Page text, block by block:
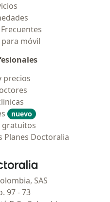
móvil
precios
nuevo
gratuitos
Planes Doctoralia
Doctoralia - Página de inicio
SAS
97 - 73